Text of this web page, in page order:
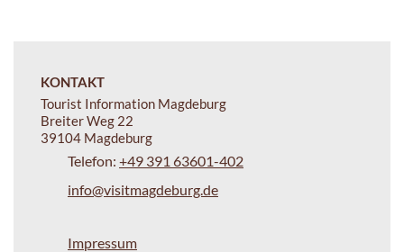
KONTAKT
Tourist Information Magdeburg
Breiter Weg 22
39104 Magdeburg
Telefon: +49 391 63601-402
info@visitmagdeburg.de
Impressum